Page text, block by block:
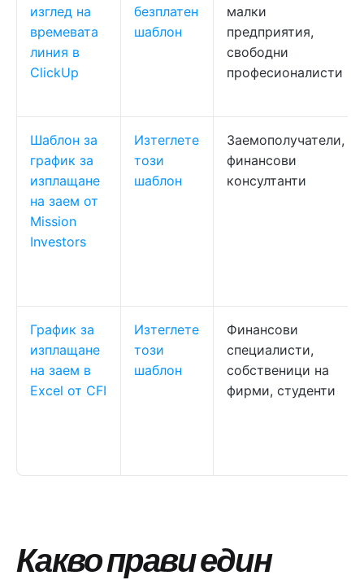
изглед на
времевата
линия в
ClickUp
безплатен
шаблон
малки
предприятия,
свободни
професионалисти
Шаблон за
график за
изплащане
на заем от
Mission
Investors
Изтеглете
този
шаблон
Заемополучатели,
финансови
консултанти
График за
изплащане
на заем в
Excel от CFI
Изтеглете
този
шаблон
Финансови
специалисти,
собственици на
фирми, студенти
Какво прави един